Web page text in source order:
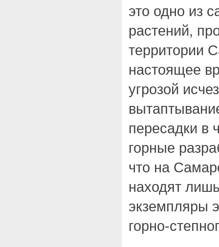
это одно из
растений,
территории
настоящее
угрозой
пересадки в
горные
что на
находят
экземпляры
горно-